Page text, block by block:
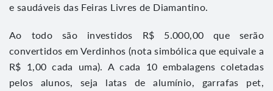
e saudáveis das Feiras Livres de Diamantino.
Ao todo são investidos R$ 5.000,00 que serão
convertidos em Verdinhos (nota simbólica que equivale a
R$ 1,00 cada uma). A cada 10 embalagens coletadas
pelos alunos, seja latas de alumínio, garrafas pet,